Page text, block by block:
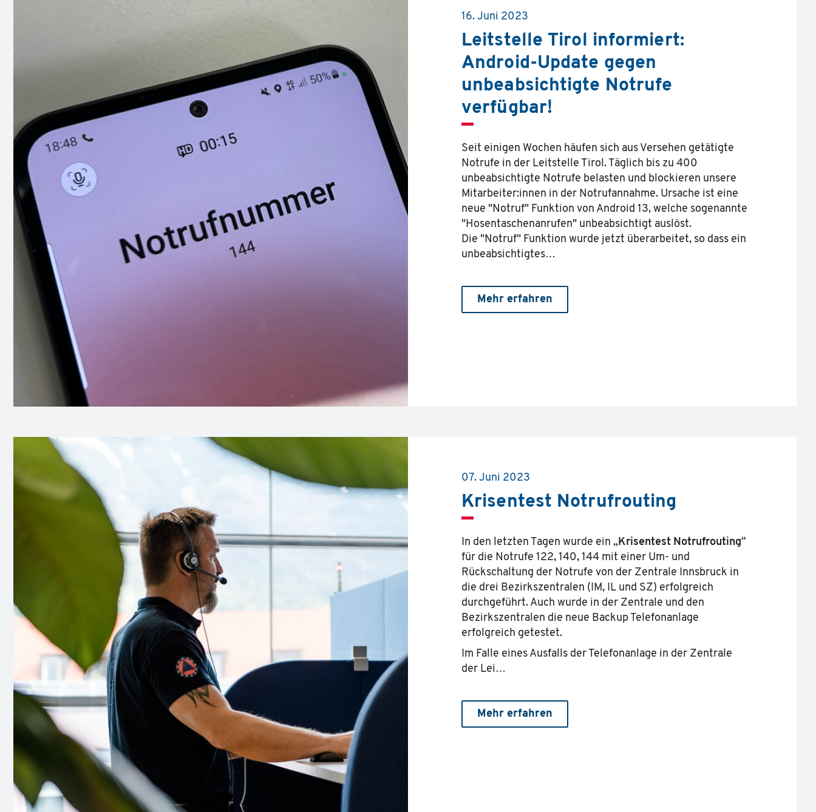
16. Juni 2023
Leitstelle Tirol informiert:
Android-Update gegen
unbeabsichtigte Notrufe
verfügbar!
Seit einigen Wochen häufen sich aus Versehen getätigte
Notrufe in der Leitstelle Tirol. Täglich bis zu 400
unbeabsichtigte Notrufe belasten und blockieren unsere
Mitarbeiter:innen in der Notrufannahme. Ursache ist eine
neue "Notruf" Funktion von Android 13, welche sogenannte
"Hosentaschenanrufen" unbeabsichtigt auslöst.
Die "Notruf" Funktion wurde jetzt überarbeitet, so dass ein
unbeabsichtigtes…
Mehr erfahren
07. Juni 2023
Krisentest Notrufrouting
In den letzten Tagen wurde ein „ Krisentest Notrufrouting“
für die Notrufe 122, 140, 144 mit einer Um- und
Rückschaltung der Notrufe von der Zentrale Innsbruck in
die drei Bezirkszentralen (IM, IL und SZ) erfolgreich
durchgeführt. Auch wurde in der Zentrale und den
Bezirkszentralen die neue Backup Telefonanlage
erfolgreich getestet.
Im Falle eines Ausfalls der Telefonanlage in der Zentrale
der Lei…
Mehr erfahren